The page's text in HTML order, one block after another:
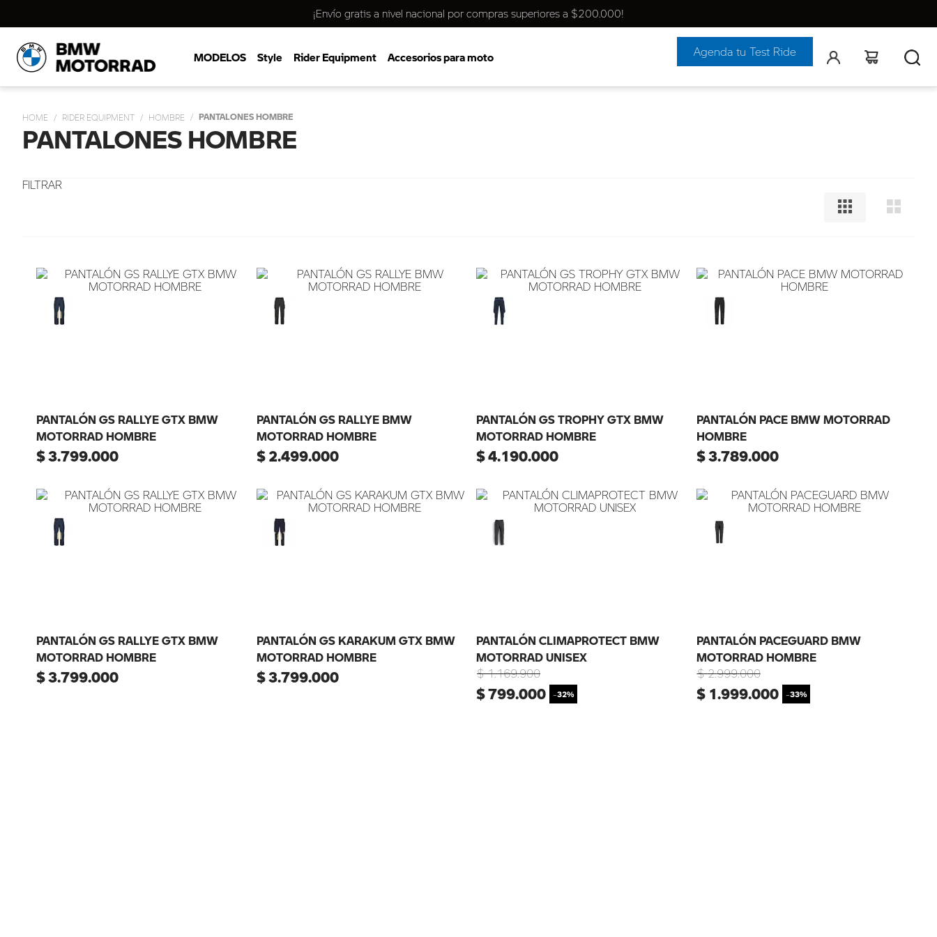
¡Envío gratis a nivel nacional por compras superiores a $200.000!
MODELOS Style Rider Equipment Accesorios para moto Agenda tu Test Ride
RIDER EQUIPMENT HOMBRE PANTALONES HOMBRE
PANTALONES HOMBRE
PANTALÓN GS RALLYE GTX BMW
MOTORRAD HOMBRE
$3.799.000
PANTALÓN GS RALLYE BMW
MOTORRAD HOMBRE
$2.499.000
PANTALÓN GS TROPHY GTX BMW
MOTORRAD HOMBRE
$4.190.000
PANTALÓN PACE BMW MOTORRAD
HOMBRE
$3.789.000
PANTALÓN GS RALLYE GTX BMW
MOTORRAD HOMBRE
$3.799.000
PANTALÓN GS KARAKUM GTX BMW
MOTORRAD HOMBRE
$3.799.000
PANTALÓN CLIMAPROTECT BMW
MOTORRAD UNISEX
$ 1.169.900
$799.000 -32%
PANTALÓN PACEGUARD BMW
MOTORRAD HOMBRE
$ 2.999.000
$ 1.999.000 -33%